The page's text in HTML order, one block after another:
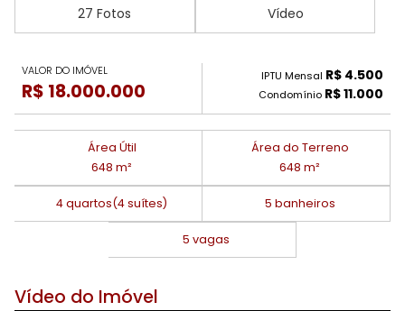
27 Fotos Vídeo
VALOR DO IMÓVEL
R$ 18.000.000
IPTU Mensal R$ 4.500
Condomínio R$ 11.000
Área Útil
648 m²
Área do Terreno
648 m²
4 quartos(4 suítes) 5 banheiros
5 vagas
Vídeo do Imóvel